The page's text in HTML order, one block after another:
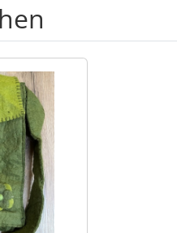
Sie mit der Tab-